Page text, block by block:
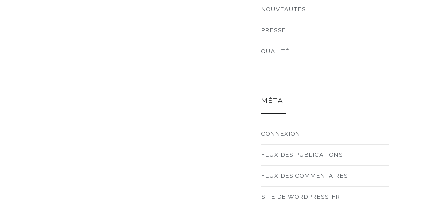
NOUVEAUTES
PRESSE
QUALITÉ
MÉTA
CONNEXION
FLUX DES PUBLICATIONS
FLUX DES COMMENTAIRES
SITE DE WORDPRESS-FR